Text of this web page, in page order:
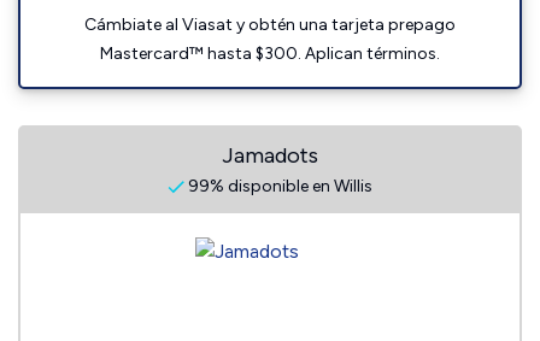
Cámbiate al Viasat y obtén una tarjeta prepago
Mastercard™ hasta $300. Aplican términos.
Jamadots
99% disponible en Willis